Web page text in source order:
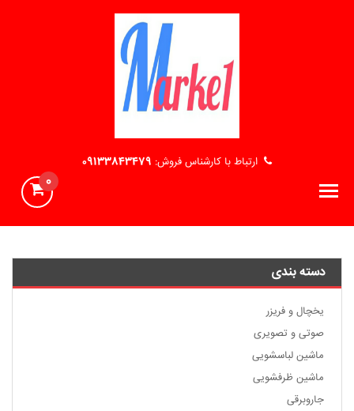
ارتباط با کارشناس فروش: 09133843479
0
دسته بندی
یخچال و فریزر
صوتی و تصویری
ماشین لباسشویی
ماشین ظرفشویی
جاروبرقی